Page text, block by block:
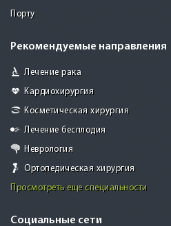
Порту
Рекомендуемые направления
Лечение рака
Кардиохирургия
Косметическая хирургия
Лечение бесплодия
Неврология
Ортопедическая хирургия
Просмотреть еще специальности
Социальные сети